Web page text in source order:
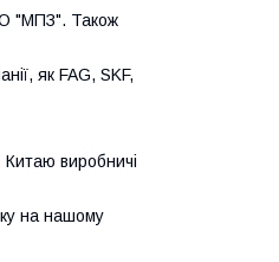
"МПЗ". Також
як FAG, SKF,
Китаю виробничі
на нашому